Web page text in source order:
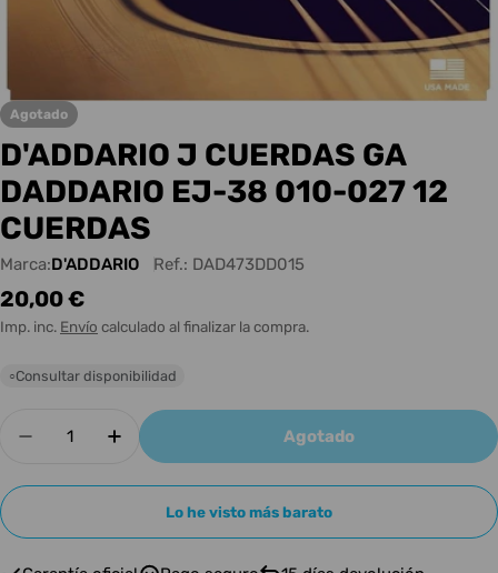
Agotado
D'ADDARIO J CUERDAS GA
DADDARIO EJ-38 010-027 12
CUERDAS
Marca:D'ADDARIO Ref.: DAD473DD015
Precio
habitual
20,00 €
Imp. inc. Envío calculado al finalizar la compra.
○Consultar disponibilidad
Disminuir cantidad para D&#39;ADDARIO J
Aumentar cantidad para
Agotado
Lo he visto más barato